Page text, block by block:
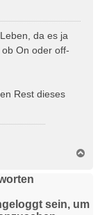
da es ja
On oder off-
Rest dieses
b
sein, um